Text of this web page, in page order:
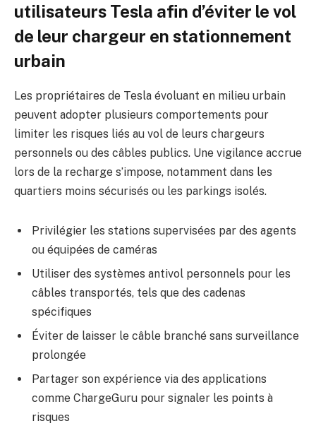
utilisateurs Tesla afin d’éviter le vol
de leur chargeur en stationnement
urbain
Les propriétaires de Tesla évoluant en milieu urbain
peuvent adopter plusieurs comportements pour
limiter les risques liés au vol de leurs chargeurs
personnels ou des câbles publics. Une vigilance accrue
lors de la recharge s’impose, notamment dans les
quartiers moins sécurisés ou les parkings isolés.
Privilégier les stations supervisées par des agents
ou équipées de caméras
Utiliser des systèmes antivol personnels pour les
câbles transportés, tels que des cadenas
spécifiques
Éviter de laisser le câble branché sans surveillance
prolongée
Partager son expérience via des applications
comme ChargeGuru pour signaler les points à
risques